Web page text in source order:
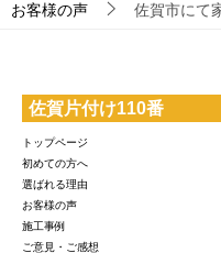
お客様の声 佐賀市にて
佐賀片付け110番
トップページ
初めての方へ
選ばれる理由
お客様の声
施工事例
ご意見・ご感想